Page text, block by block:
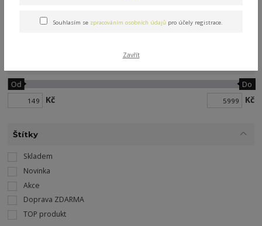
Meteostanice
Kč
Od Do
Kč
Štítky
Skladem
Novinka
Akce
Doprava ZDARMA
TOP produkt
Souhlasím se zpracováním osobních údajů pro účely registrace.
Zavřít